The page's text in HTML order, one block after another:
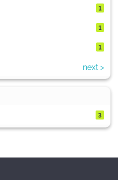
1
1
1
next >
3